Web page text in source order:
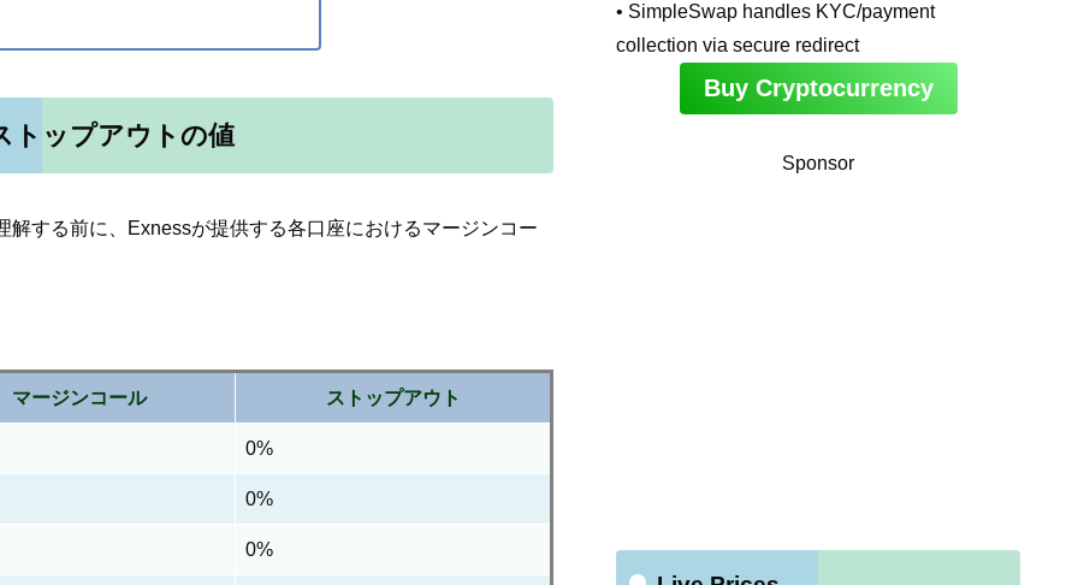
トップアウトの値
解する前に、Exnessが提供する各口座におけるマージンコー
マージンコール ストップアウト
0%
0%
0%
• SimpleSwap handles KYC/payment
collection via secure redirect
Buy Cryptocurrency
Sponsor